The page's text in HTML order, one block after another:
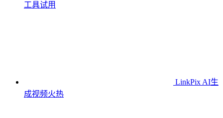
工具试用
LinkPix AI生
成视频火热